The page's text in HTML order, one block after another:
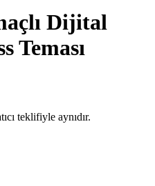
Dijital
Teması
teklifiyle aynıdır.